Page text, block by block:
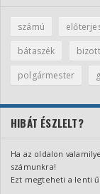
számú
bátaszék
polgármester
HIBÁT ÉSZLELT?
Ha az oldalon
számunkra!
Ezt megteheti a lenti